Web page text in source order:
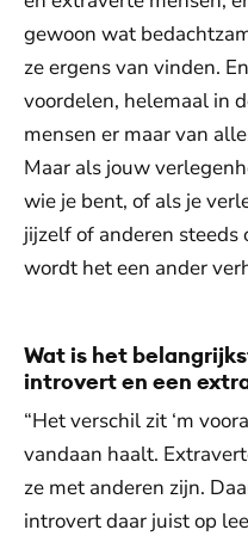
gewoon wat
ze ergens van vinden.
voordelen, helemaal in
mensen er maar van
Maar als jouw
wie je bent, of als je
jijzelf of anderen steeds
wordt het een ander
Wat is het
introvert en een
“Het verschil zit ‘m
vandaan haalt.
ze met anderen zijn.
introvert daar juist op